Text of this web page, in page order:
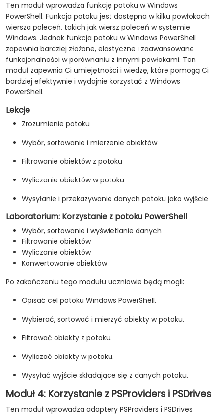
Ten moduł wprowadza funkcję potoku w Windows
PowerShell. Funkcja potoku jest dostępna w kilku powłokach
wiersza poleceń, takich jak wiersz poleceń w systemie
Windows. Jednak funkcja potoku w Windows PowerShell
zapewnia bardziej złożone, elastyczne i zaawansowane
funkcjonalności w porównaniu z innymi powłokami. Ten
moduł zapewnia Ci umiejętności i wiedzę, które pomogą Ci
bardziej efektywnie i wydajnie korzystać z Windows
PowerShell.
Lekcje
Zrozumienie potoku
Wybór, sortowanie i mierzenie obiektów
Filtrowanie obiektów z potoku
Wyliczanie obiektów w potoku
Wysyłanie i przekazywanie danych potoku jako wyjście
Laboratorium: Korzystanie z potoku PowerShell
Wybór, sortowanie i wyświetlanie danych
Filtrowanie obiektów
Wyliczanie obiektów
Konwertowanie obiektów
Po zakończeniu tego modułu uczniowie będą mogli:
Opisać cel potoku Windows PowerShell.
Wybierać, sortować i mierzyć obiekty w potoku.
Filtrować obiekty z potoku.
Wyliczać obiekty w potoku.
Wysyłać wyjście składające się z danych potoku.
Moduł 4: Korzystanie z PSProviders i PSDrives
Ten moduł wprowadza adaptery PSProviders i PSDrives.